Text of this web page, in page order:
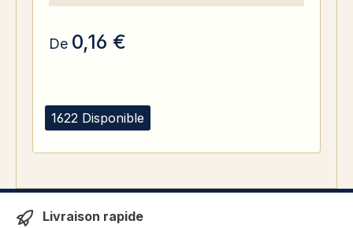
1622 Disponible
De 0,16 €
Livraison rapide